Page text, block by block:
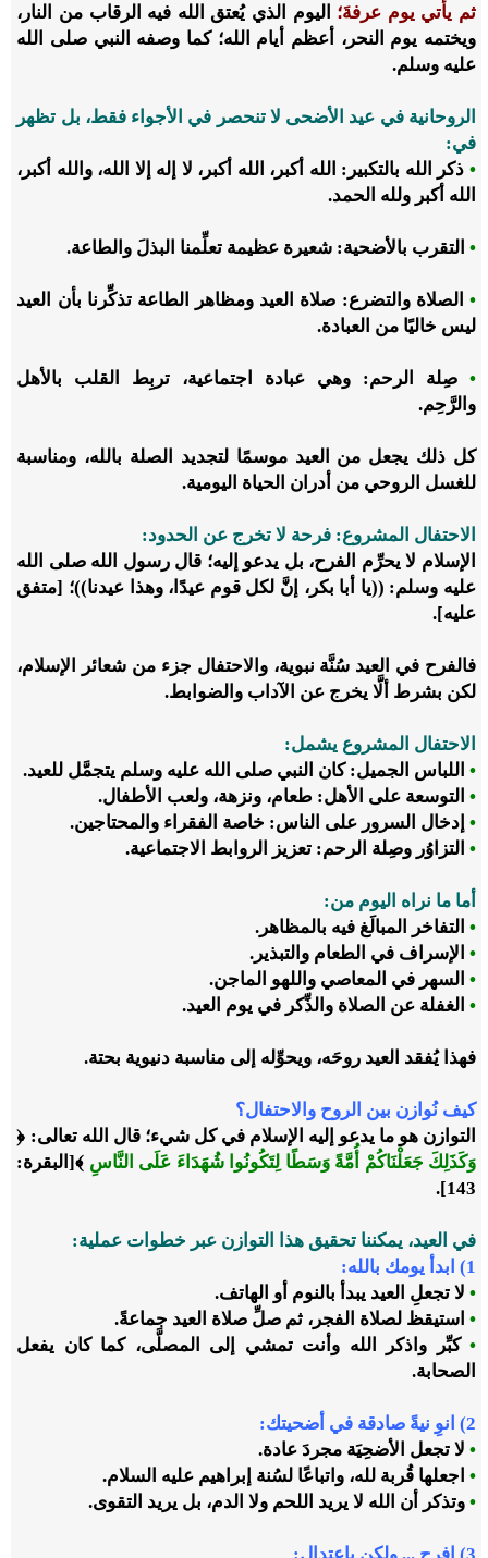
ثم يأتي يوم عرفةَ؛ اليوم الذي يُعتق الله فيه الرقاب من النار،
ويختمه يوم النحر، أعظم أيام الله؛ كما وصفه النبي صلى الله
عليه وسلم.
الروحانية في عيد الأضحى لا تنحصر في الأجواء فقط، بل تظهر
في:
• ذكر الله بالتكبير: الله أكبر، الله أكبر، لا إله إلا الله، والله أكبر،
الله أكبر ولله الحمد.
• التقرب بالأضحية: شعيرة عظيمة تعلِّمنا البذلَ والطاعة.
• الصلاة والتضرع: صلاة العيد ومظاهر الطاعة تذكِّرنا بأن العيد
ليس خاليًا من العبادة.
• صِلة الرحم: وهي عبادة اجتماعية، تربِط القلب بالأهل
والرَّحِم.
كل ذلك يجعل من العيد موسمًا لتجديد الصلة بالله، ومناسبة
للغسل الروحي من أدران الحياة اليومية.
الاحتفال المشروع: فرحة لا تخرج عن الحدود:
الإسلام لا يحرِّم الفرح، بل يدعو إليه؛ قال رسول الله صلى الله
عليه وسلم: ((يا أبا بكر، إنَّ لكل قوم عيدًا، وهذا عيدنا))؛ [متفق
عليه].
فالفرح في العيد سُنَّة نبوية، والاحتفال جزء من شعائر الإسلام،
لكن بشرط ألَّا يخرج عن الآداب والضوابط.
الاحتفال المشروع يشمل:
• اللباس الجميل: كان النبي صلى الله عليه وسلم يتجمَّل للعيد.
• التوسعة على الأهل: طعام، ونزهة، ولعب الأطفال.
• إدخال السرور على الناس: خاصة الفقراء والمحتاجين.
• التزاوُر وصِلة الرحم: تعزيز الروابط الاجتماعية.
أما ما نراه اليوم من:
• التفاخر المبالَغ فيه بالمظاهر.
• الإسراف في الطعام والتبذير.
• السهر في المعاصي واللهو الماجن.
• الغفلة عن الصلاة والذِّكر في يوم العيد.
فهذا يُفقد العيد روحَه، ويحوِّله إلى مناسبة دنيوية بحتة.
كيف نُوازن بين الروح والاحتفال؟
التوازن هو ما يدعو إليه الإسلام في كل شيء؛ قال الله تعالى: ﴿
وَكَذَلِكَ جَعَلْنَاكُمْ أُمَّةً وَسَطًا لِتَكُونُوا شُهَدَاءَ عَلَى النَّاسِ ﴾[البقرة:
143].
في العيد، يمكننا تحقيق هذا التوازن عبر خطوات عملية:
1)
ابدأ يومك بالله:
• لا تجعلِ العيد يبدأ بالنوم أو الهاتف.
• استيقظ لصلاة الفجر، ثم صلِّ صلاة العيد جماعةً.
•كبِّر واذكر الله وأنت تمشي إلى المصلَّى، كما كان يفعل
الصحابة.
2)
انوِ نيةً صادقة في أضحيتك:
• لا تجعل الأضحِيَة مجردَ عادة.
• اجعلها قُربة لله، واتباعًا لسُنة إبراهيم عليه السلام.
• وتذكر أن الله لا يريد اللحم ولا الدم، بل يريد التقوى.